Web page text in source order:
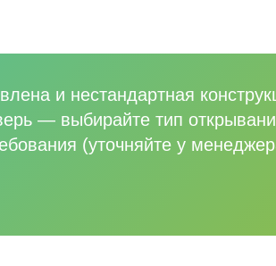
и нестандартная
— выбирайте тип
(уточняйте у